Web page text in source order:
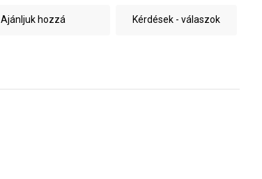
Ajánljuk hozzá Kérdések - válaszok